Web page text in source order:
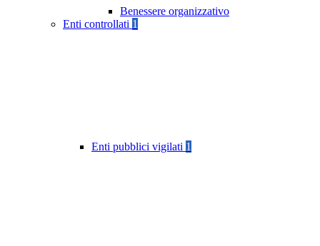
Benessere organizzativo
Enti controllati 1
Enti pubblici vigilati 1